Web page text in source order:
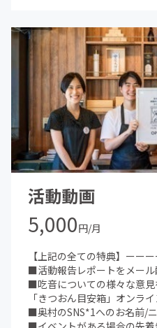
活動動画
5,000円/月
【上記の全ての特典】ーー
■活動報告レポートをメール
■吃音についての様々な意
「きつおん目安箱」オンラ
■奥村のSNS*1へのお名前/ニ